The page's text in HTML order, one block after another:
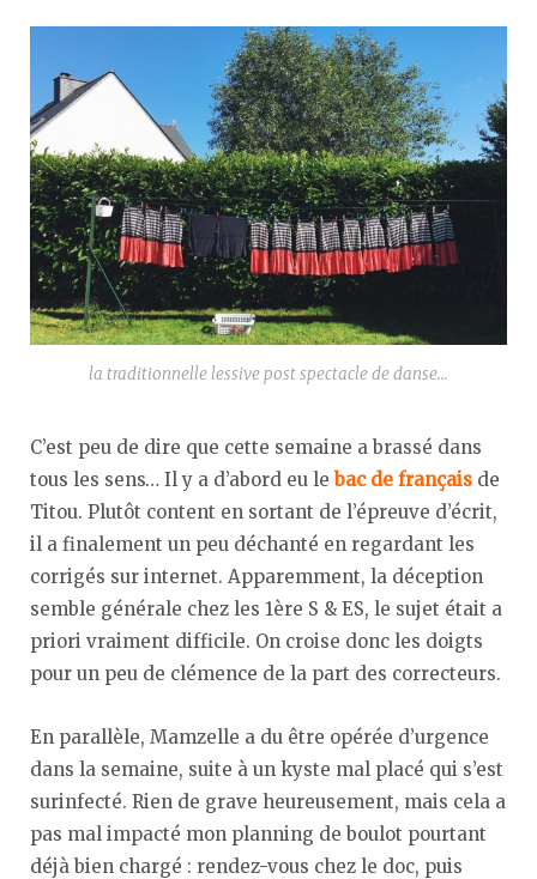
la traditionnelle lessive post spectacle de danse…
C’est peu de dire que cette semaine a brassé dans
tous les sens… Il y a d’abord eu lebac de français de
Titou. Plutôt content en sortant de l’épreuve d’écrit,
il a finalement un peu déchanté en regardant les
corrigés sur internet. Apparemment, la déception
semble générale chez les 1ère S & ES, le sujet était a
priori vraiment difficile. On croise donc les doigts
pour un peu de clémence de la part des correcteurs.
En parallèle, Mamzelle a du être opérée d’urgence
dans la semaine, suite à un kyste mal placé qui s’est
surinfecté. Rien de grave heureusement, mais cela a
pas mal impacté mon planning de boulot pourtant
déjà bien chargé : rendez-vous chez le doc, puis